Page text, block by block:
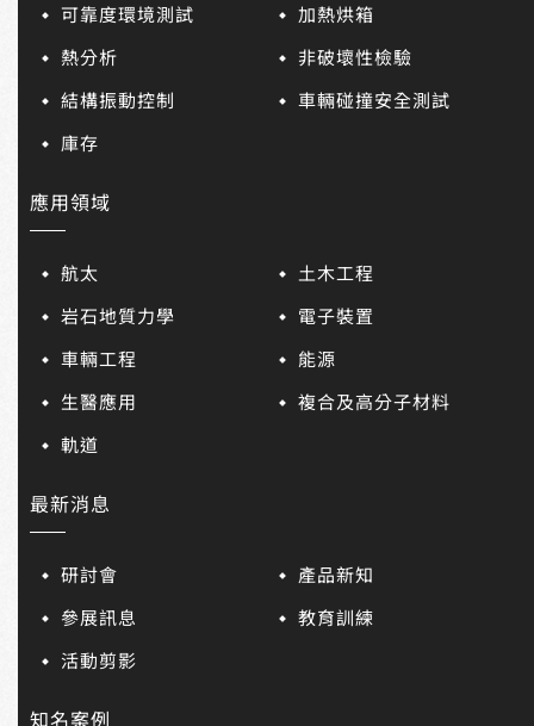
可靠度環境測試
加熱烘箱
熱分析
非破壞性檢驗
結構振動控制
車輛碰撞安全測試
庫存
應用領域
航太
土木工程
岩石地質力學
電子裝置
車輛工程
能源
生醫應用
複合及高分子材料
軌道
最新消息
研討會
產品新知
參展訊息
教育訓練
活動剪影